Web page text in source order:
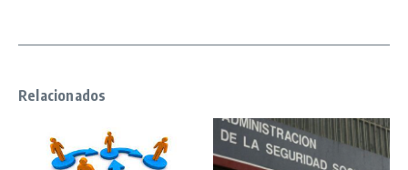
Relacionados